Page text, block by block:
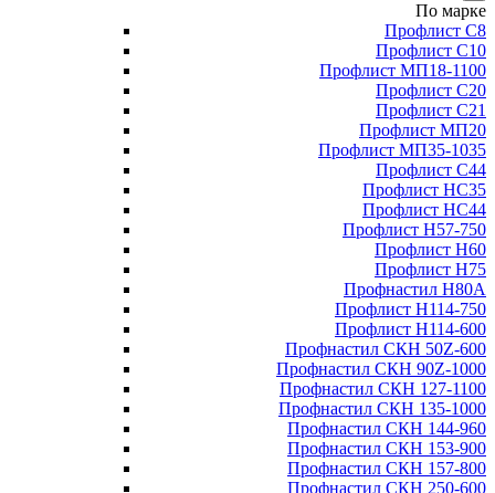
По марке
Профлист С8
Профлист С10
Профлист МП18-1100
Профлист С20
Профлист С21
Профлист МП20
Профлист МП35-1035
Профлист С44
Профлист НС35
Профлист НС44
Профлист Н57-750
Профлист Н60
Профлист Н75
Профнастил Н80А
Профлист Н114-750
Профлист Н114-600
Профнастил СКН 50Z-600
Профнастил СКН 90Z-1000
Профнастил СКН 127-1100
Профнастил СКН 135-1000
Профнастил СКН 144-960
Профнастил СКН 153-900
Профнастил СКН 157-800
Профнастил СКН 250-600